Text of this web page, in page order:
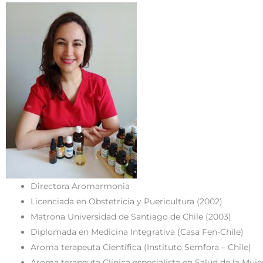
Directora Aromarmonia
Licenciada en Obstetricia y Puericultura (2002)
Matrona Universidad de Santiago de Chile (2003)
Diplomada en Medicina Integrativa (Casa Fen-Chile)
Aroma terapeuta Científica (Instituto Semfora – Chile)